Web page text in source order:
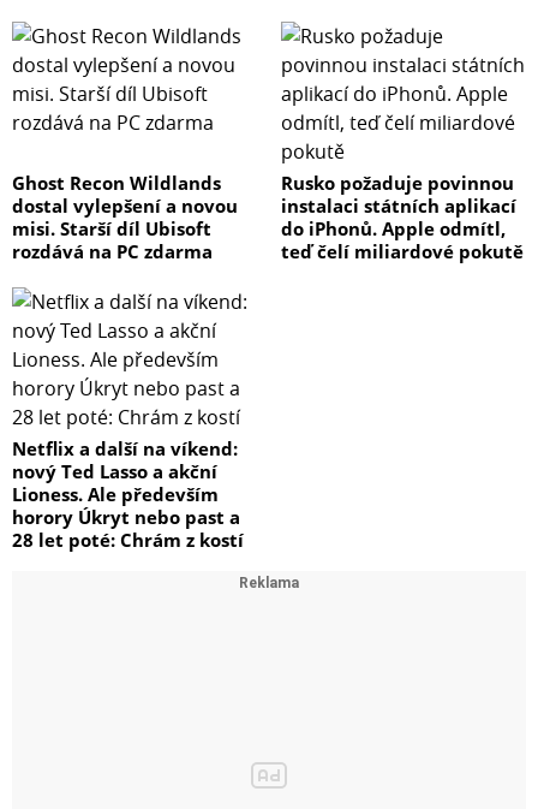
Ghost Recon Wildlands
dostal vylepšení a novou
misi. Starší díl Ubisoft
rozdává na PC zdarma
Rusko požaduje povinnou
instalaci státních aplikací
do iPhonů. Apple odmítl,
teď čelí miliardové pokutě
Netflix a další na víkend:
nový Ted Lasso a akční
Lioness. Ale především
horory Úkryt nebo past a
28 let poté: Chrám z kostí